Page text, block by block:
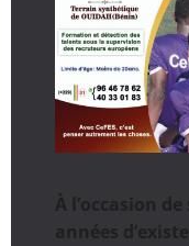
À l’occasion de
années